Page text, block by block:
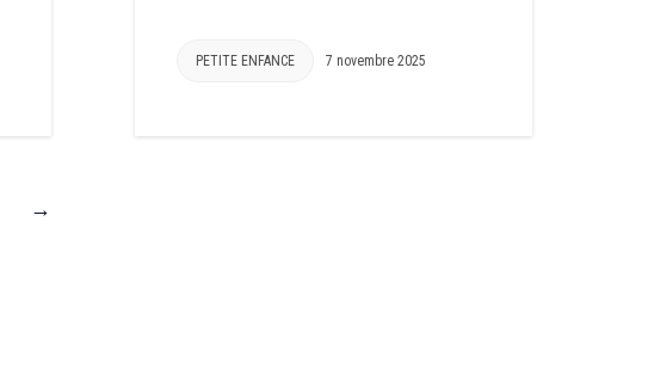
PETITE ENFANCE 7 novembre 2025
→